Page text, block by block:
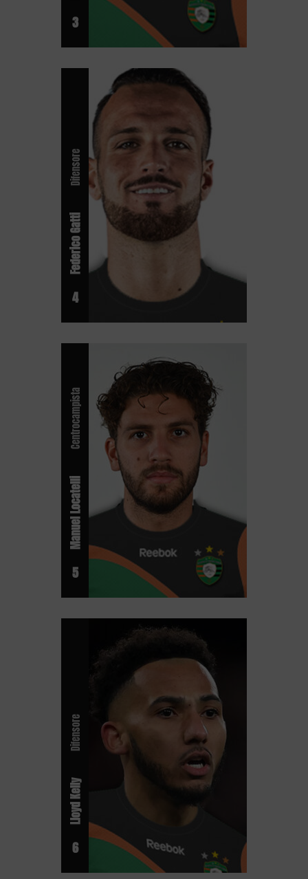
3
4
Federico Gatti
Difensore
5
Manuel Locatelli
Centrocampista
6
Lloyd Kelly
Difensore